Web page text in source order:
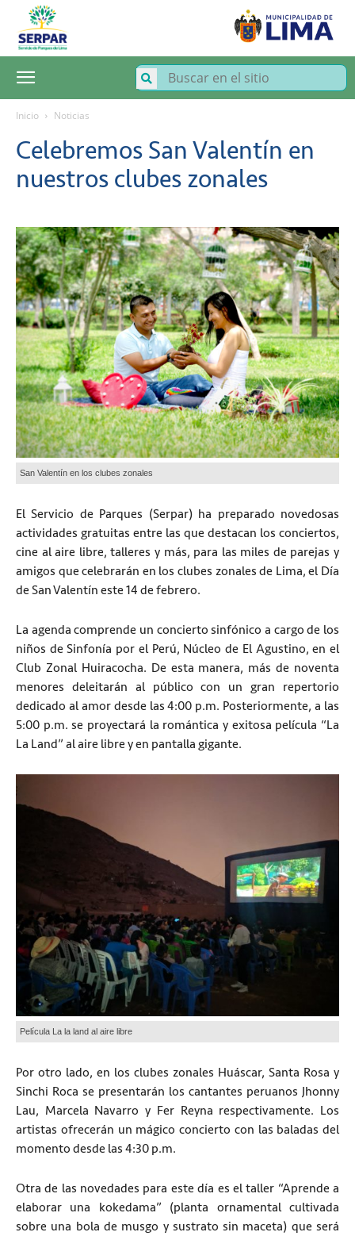
SERPAR
Servicio
de
Parques
Inicio Noticias
Celebremos San Valentín en
nuestros clubes zonales
San Valentín en los clubes zonales
El Servicio de Parques (Serpar) ha preparado novedosas
actividades gratuitas entre las que destacan los conciertos,
cine al aire libre, talleres y más, para las miles de parejas y
amigos que celebrarán en los clubes zonales de Lima, el Día
de San Valentín este 14 de febrero.
La agenda comprende un concierto sinfónico a cargo de los
niños de Sinfonía por el Perú, Núcleo de El Agustino, en el
Club Zonal Huiracocha. De esta manera, más de noventa
menores deleitarán al público con un gran repertorio
dedicado al amor desde las 4:00 p.m. Posteriormente, a las
5:00 p.m. se proyectará la romántica y exitosa película “La
La Land” al aire libre y en pantalla gigante.
Película La la land al aire libre
Por otro lado, en los clubes zonales Huáscar, Santa Rosa y
Sinchi Roca se presentarán los cantantes peruanos Jhonny
Lau, Marcela Navarro y Fer Reyna respectivamente. Los
artistas ofrecerán un mágico concierto con las baladas del
momento desde las 4:30 p.m.
Otra de las novedades para este día es el taller “Aprende a
elaborar una kokedama” (planta ornamental cultivada
sobre una bola de musgo y sustrato sin maceta) que será